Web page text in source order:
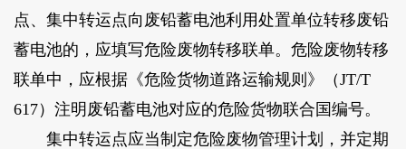
点、集中转运点向废铅蓄电池利用处置单位转移废铅
蓄电池的，应填写危险废物转移联单。危险废物转移
联单中，应根据《危险货物道路运输规则》（JT/T
617）注明废铅蓄电池对应的危险货物联合国编号。
集中转运点应当制定危险废物管理计划，并定期